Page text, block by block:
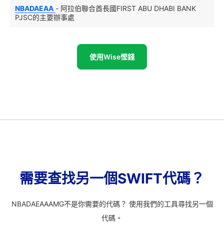
NBADAEAA - 阿拉伯聯合酋長國FIRST ABU DHABI BANK
PJSC的主要辦事處
使用Wise慳錢
需要查找另一個SWIFT代碼？
NBADAEAAAMG不是你需要的代碼？ 使用我們的工具尋找另一個
代碼。